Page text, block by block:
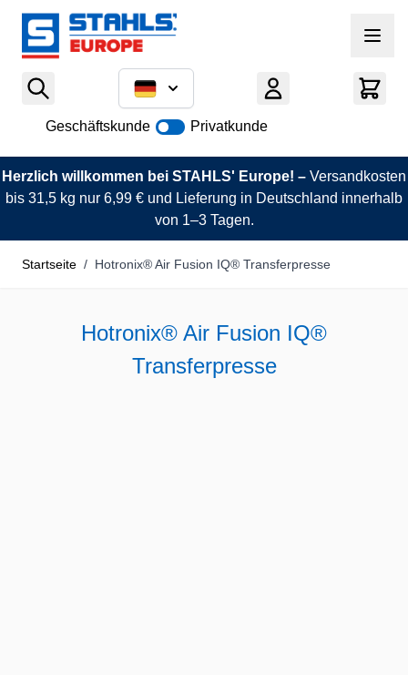
Zum Inhalt springen
Geschäftskunde Privatkunde
Herzlich willkommen bei STAHLS' Europe! – Versandkosten
bis 31,5 kg nur 6,99 € und Lieferung in Deutschland innerhalb
von 1–3 Tagen.
Startseite / Hotronix® Air Fusion IQ® Transferpresse
Hotronix® Air Fusion IQ®
Transferpresse